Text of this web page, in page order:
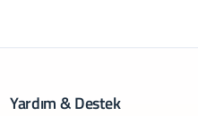
Yardım & Destek